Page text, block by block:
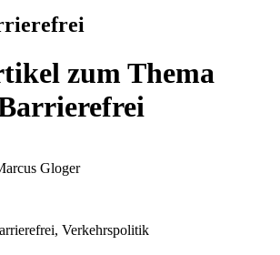
zum Thema
Gloger
Verkehrspolitik